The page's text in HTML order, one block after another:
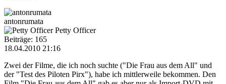
antonrumata
Petty Officer
Beiträge: 165
18.04.2010 21:16
Zwei der Filme, die ich noch suchte ("Die Frau aus dem All" und
der "Test des Piloten Pirx"), habe ich mittlerweile bekommen. Den